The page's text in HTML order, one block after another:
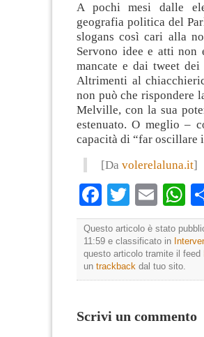
A pochi mesi dalle
geografia politica del
slogans così cari alla
Servono idee e atti
mancate e dai tweet
Altrimenti al
non può che rispondere
Melville, con la sua
estenuato. O meglio –
capacità di “far
[Da volerelaluna.it]
Facebook
Twitter
Questo articolo è stato
11:59 e classificato in
questo articolo tramite il feed
un trackback dal tuo sito.
Scrivi un commento